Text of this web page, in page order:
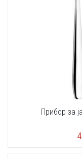
Прибор за